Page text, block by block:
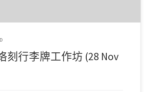
刻行李牌工作坊 (28 Nov